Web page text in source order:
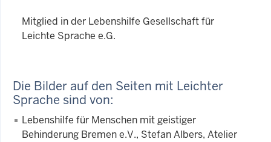
Mitglied in der Lebenshilfe Gesellschaft für
Leichte Sprache e.G.
Die Bilder auf den Seiten mit Leichter
Sprache sind von:
Lebenshilfe für Menschen mit geistiger
Behinderung Bremen e.V., Stefan Albers, Atelier